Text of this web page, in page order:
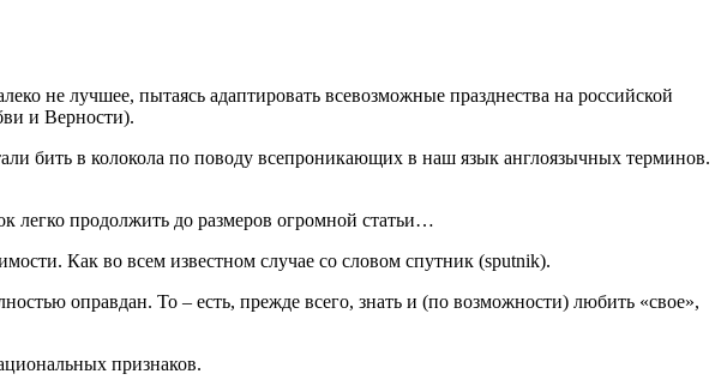
не лучшее, пытаясь адаптировать всевозможные празднества на российской
и Верности).
бить в колокола по поводу всепроникающих в наш язык англоязычных терминов.
легко продолжить до размеров огромной статьи…
Как во всем известном случае со словом спутник (sputnik).
оправдан. То – есть, прежде всего, знать и (по возможности) любить «свое»,
признаков.